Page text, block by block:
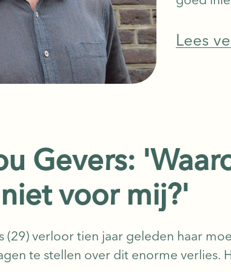
Lees
Gevers:
niet voor mij?'
verloor tien jaar geleden haar
te stellen over dit enorme verlies.